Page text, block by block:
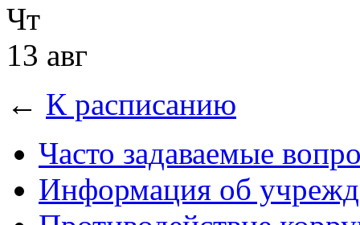
Чт
13 авг
← К расписанию
Часто задаваемые
Информация об